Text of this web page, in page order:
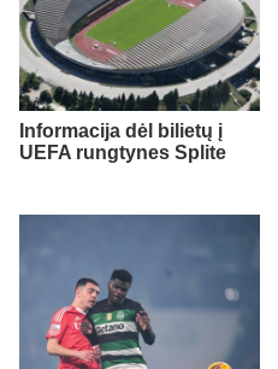
Informacija dėl bilietų į
UEFA rungtynes Splite